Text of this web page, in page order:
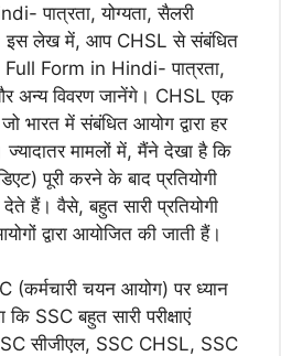
पात्रता, योग्यता, सैलरी
इस लेख में, आप CHSL से संबंधित
Form in Hindi- पात्रता,
अन्य विवरण जानेंगे। CHSL एक
भारत में संबंधित आयोग द्वारा हर
मामलों में, मैंने देखा है कि
पूरी करने के बाद प्रतियोगी
हैं। वैसे, बहुत सारी प्रतियोगी
द्वारा आयोजित की जाती हैं।
चयन आयोग) पर ध्यान
SSC बहुत सारी परीक्षाएं
सीजीएल, SSC CHSL, SSC